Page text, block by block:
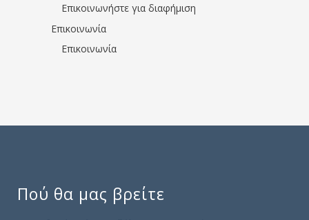
Επικοινωνήστε για διαφήμιση
Επικοινωνία
Επικοινωνία
Πού θα μας βρείτε